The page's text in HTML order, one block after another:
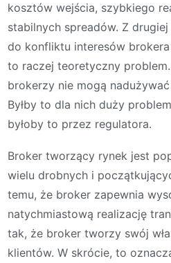
kosztów wejścia, szybkiego
stabilnych spreadów. Z
do konfliktu interesów
to raczej teoretyczny
brokerzy nie mogą
Byłby to dla nich duży
byłoby to przez regulatora.
Broker tworzący rynek jest
wielu drobnych i
temu, że broker zapewnia
natychmiastową realizację
tak, że broker tworzy swój
klientów. W skrócie, to